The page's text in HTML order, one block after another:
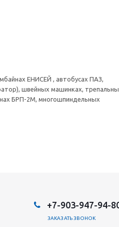
ЕНИСЕЙ , автобусах ПАЗ,
швейных машинках,
БРП-2М, многошпиндельных
+7-903-947-94-
ЗАКАЗАТЬ ЗВОНОК